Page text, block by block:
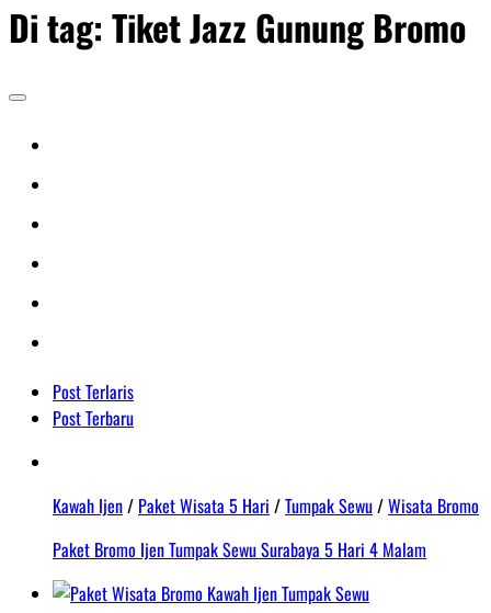
Di tag: Tiket Jazz Gunung Bromo
Post Terlaris
Post Terbaru
Kawah Ijen/ Paket Wisata 5 Hari /Tumpak Sewu/Wisata Bromo
Paket Bromo Ijen Tumpak Sewu Surabaya 5 Hari 4 Malam